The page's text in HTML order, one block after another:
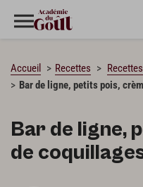
Accueil Recettes
Bar de ligne, petits pois,
Bar de ligne,
de
CHARGEMENT…